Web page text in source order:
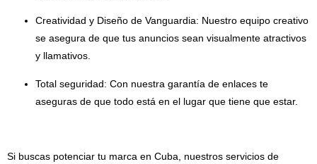
Creatividad y Diseño de Vanguardia: Nuestro equipo creativo
se asegura de que tus anuncios sean visualmente atractivos
y llamativos.
Total seguridad: Con nuestra garantía de enlaces te
aseguras de que todo está en el lugar que tiene que estar.
Si buscas potenciar tu marca en Cuba, nuestros servicios de